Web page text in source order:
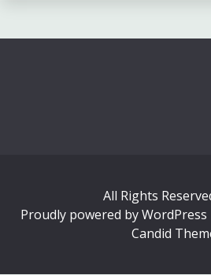
All Rights
Proudly powered by WordPress
Candid